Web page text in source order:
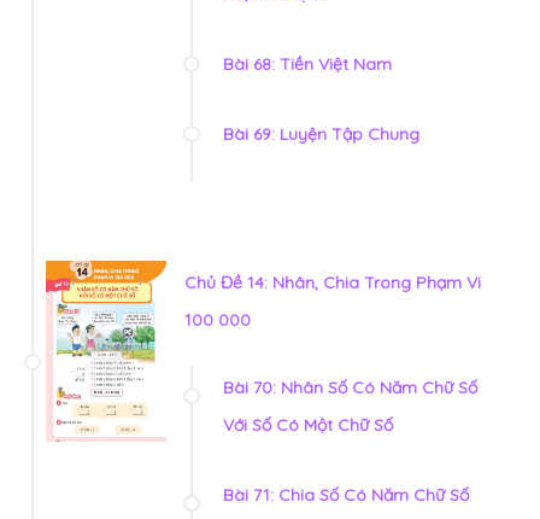
Bài 68: Tiền Việt Nam
Bài 69: Luyện Tập Chung
Chủ Đề 14: Nhân, Chia Trong Phạm Vi
100 000
Bài 70: Nhân Số Có Năm Chữ Số
Với Số Có Một Chữ Số
Bài 71: Chia Số Có Năm Chữ Số